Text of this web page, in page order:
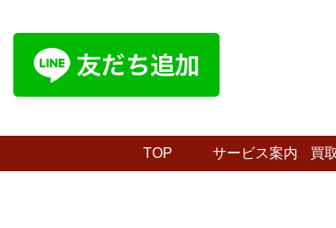
TOP サービス案内 買